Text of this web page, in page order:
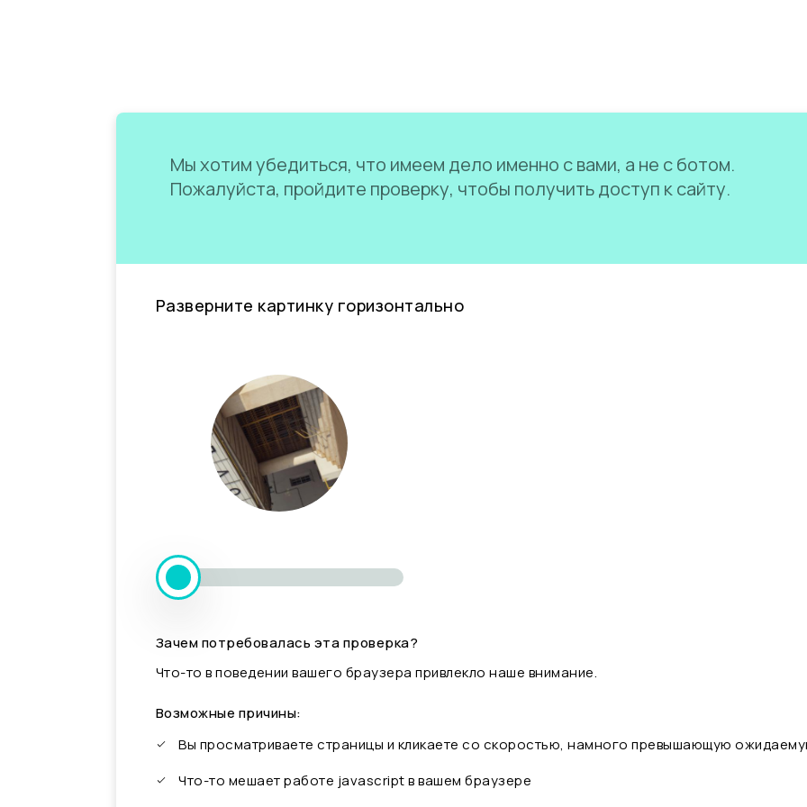
Мы хотим убедиться, что имеем дело именно с вами, а не с ботом.
Пожалуйста, пройдите проверку, чтобы получить доступ к сайту.
Разверните картинку горизонтально
Зачем потребовалась эта проверка?
Что-то в поведении вашего браузера привлекло наше внимание.
Возможные причины:
Вы просматриваете страницы и кликаете со скоростью, намного превышающую
Что-то мешает работе javascript в вашем браузере